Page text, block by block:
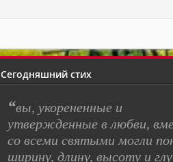
Сегодняшний стих
“вы, укорененные и
утвержденные в любви,
со всеми святыми могли
ширину, длину, высоту и